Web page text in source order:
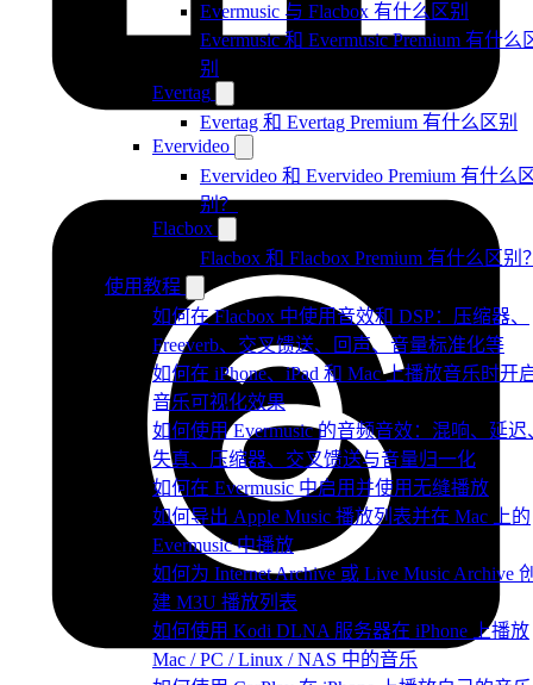
Evermusic 与 Flacbox 有什么区别
Evermusic 和 Evermusic Premium 有什么
别
Evertag
Evertag 和 Evertag Premium 有什么区别
Evervideo
Evervideo 和 Evervideo Premium 有什么
别？
Flacbox
Flacbox 和 Flacbox Premium 有什么区别
使用教程
如何在 Flacbox 中使用音效和 DSP：压缩器、
Freeverb、交叉馈送、回声、音量标准化等
如何在 iPhone、iPad 和 Mac 上播放音乐时开
音乐可视化效果
如何使用 Evermusic 的音频音效：混响、延迟
失真、压缩器、交叉馈送与音量归一化
如何在 Evermusic 中启用并使用无缝播放
如何导出 Apple Music 播放列表并在 Mac 上的
Evermusic 中播放
如何为 Internet Archive 或 Live Music Archive
建 M3U 播放列表
如何使用 Kodi DLNA 服务器在 iPhone 上播放
Mac / PC / Linux / NAS 中的音乐